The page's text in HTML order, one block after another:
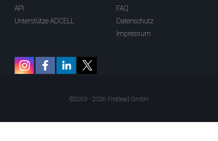
API
Unterstütze ADCELL
FAQ
Datenschutz
Impressum
©2003 - 2026 Firstlead GmbH